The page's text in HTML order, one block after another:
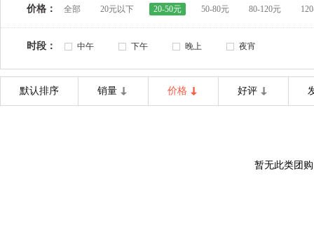
价格： 全部 20元以下 20-50元 50-80元 80-120元
时段： 中午 下午 晚上 夜宵
默认排序 销量 价格 好评
暂无此类团